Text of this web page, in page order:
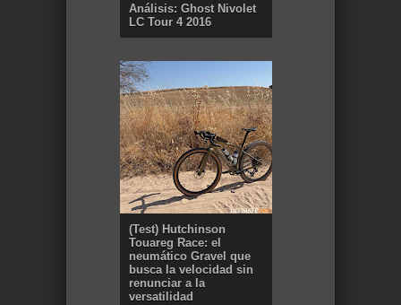
Análisis: Ghost Nivolet
LC Tour 4 2016
(Test) Hutchinson
Touareg Race: el
neumático Gravel que
busca la velocidad sin
renunciar a la
versatilidad